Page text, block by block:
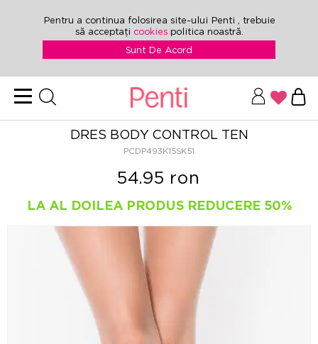
Pentru a continua folosirea site-ului Penti , trebuie
să acceptați cookies politica noastră.
Sunt De Acord
DRES BODY CONTROL TEN
PCDP493K15SK51
54.95 ron
LA AL DOILEA PRODUS REDUCERE 50%